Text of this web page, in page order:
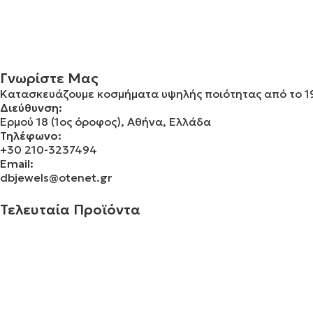
Γνωρίστε Μας
Κατασκευάζουμε κοσμήματα υψηλής ποιότητας από το
Διεύθυνση:
Ερμού 18 (1ος όροφος), Αθήνα, Ελλάδα
Τηλέφωνο:
+30 210-3237494
Email:
dbjewels@otenet.gr
Τελευταία Προϊόντα